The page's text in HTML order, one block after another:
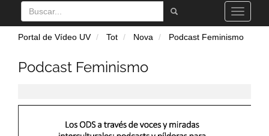
Buscar
Tramet
Toggle
navigation
Portal de Vídeo UV Tot Nova Podcast Feminismo
Podcast Feminismo